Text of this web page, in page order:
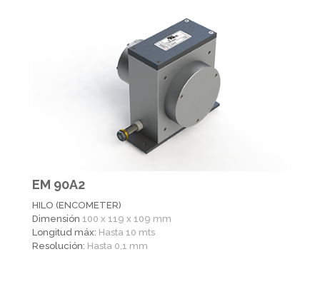
EM 90A2
HILO (ENCOMETER)
Dimensión 100 x 119 x 109 mm
Longitud máx: Hasta 10 mts
Resolución: Hasta 0,1 mm